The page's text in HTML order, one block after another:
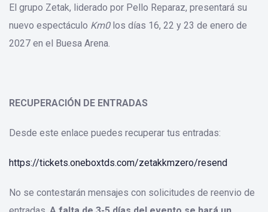
El grupo Zetak, liderado por Pello Reparaz, presentará su
nuevo espectáculo Km0los días 16, 22 y 23 de enero de
2027 en el Buesa Arena.
RECUPERACIÓN DE ENTRADAS
Desde este enlace puedes recuperar tus entradas:
https://tickets.oneboxtds.com/zetakkmzero/resend
No se contestarán mensajes con solicitudes de reenvio de